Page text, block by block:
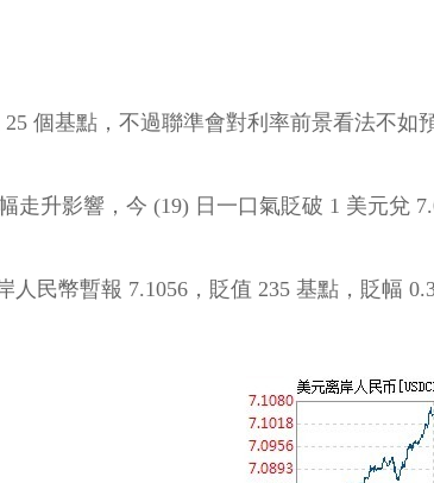
個基點，不過聯準會對利率前景看法不如
走升影響，今 (19) 日一口氣貶破 1 美元兌
人民幣暫報 7.1056，貶值 235 基點，貶幅